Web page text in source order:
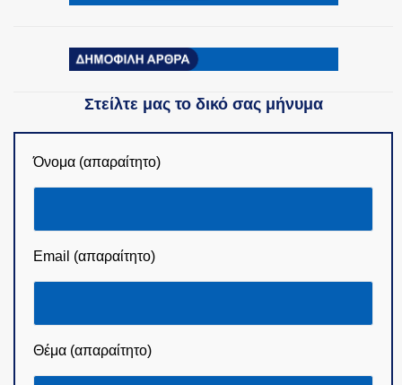
Στείλτε μας το δικό σας μήνυμα
Όνομα (απαραίτητο)
Email (απαραίτητο)
Θέμα (απαραίτητο)